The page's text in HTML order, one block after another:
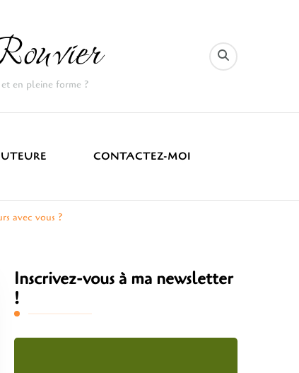
en pleine forme ?
CONTACTEZ-MOI
avec vous ?
Inscrivez-vous à ma newsletter
!